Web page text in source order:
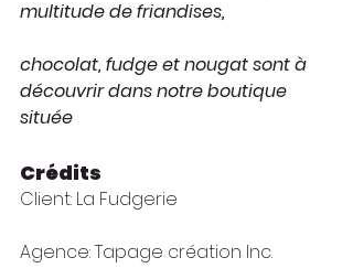
multitude de friandises,
chocolat, fudge et nougat sont à
découvrir dans notre boutique
située
Crédits
Client: La Fudgerie
Agence: Tapage création Inc.